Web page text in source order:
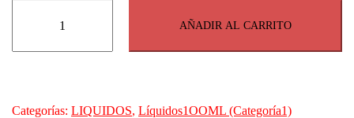
AÑADIR AL CARRITO
Categorías: LIQUIDOS, Líquidos1OOML (Categoría1)